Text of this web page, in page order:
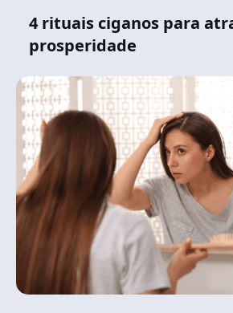
4 rituais ciganos para
prosperidade